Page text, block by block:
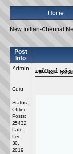
Home
New Indian-Chennai
Post
Info
Admin
Guru
Status:
Offline
Posts:
25432
Date:
Dec
30,
2019
மறப்பினும்